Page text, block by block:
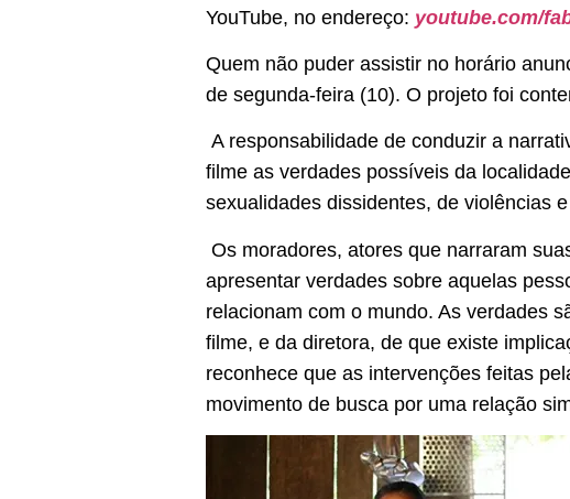
YouTube, no endereço: youtube.com/
Quem não puder assistir no horário
de segunda-feira (10). O projeto foi
A responsabilidade de conduzir a
filme as verdades possíveis da
sexualidades dissidentes, de violências
Os moradores, atores que narraram
apresentar verdades sobre aquelas
relacionam com o mundo. As verdades
filme, e da diretora, de que existe
reconhece que as intervenções feitas
movimento de busca por uma relação